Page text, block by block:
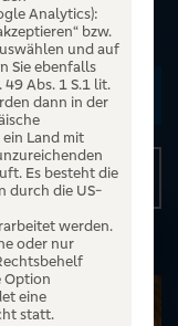
Analytics):
bzw.
und auf
Sie ebenfalls
Abs. 1 S.1 lit.
dann in der
Land mit
Es besteht die
durch die US-
werden.
oder nur
Option
eine
statt.